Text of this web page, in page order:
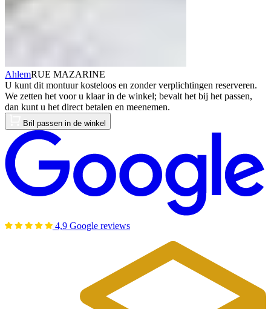
AhlemRUE MAZARINE
U kunt dit montuur kosteloos en zonder verplichtingen reserveren.
We zetten het voor u klaar in de winkel; bevalt het bij het passen,
dan kunt u het direct betalen en meenemen.
Bril passen in de winkel
4,9 Google reviews